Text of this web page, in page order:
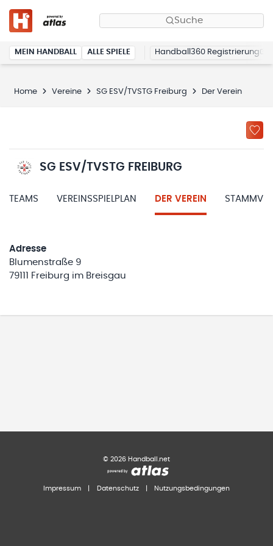
Suche
MEIN HANDBALL ALLE SPIELE Handball360 Registrierung
Home Vereine SG ESV/TVSTG Freiburg Der Verein
SG ESV/TVSTG FREIBURG
TEAMS VEREINSSPIELPLAN DER VEREIN
Adresse
Blumenstraße 9
79111 Freiburg im Breisgau
© 2026 Handball.net
Impressum Datenschutz Nutzungsbedingungen